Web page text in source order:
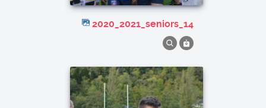
2020_2021_seniors_14